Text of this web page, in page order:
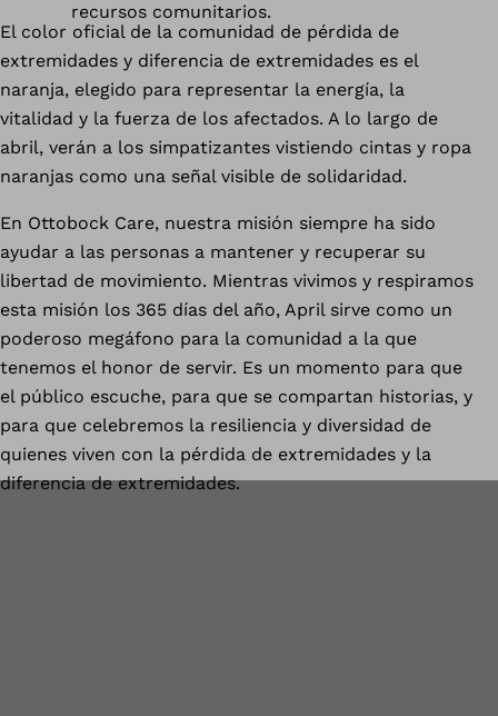
recursos comunitarios.
El color oficial de la comunidad de pérdida de
extremidades y diferencia de extremidades es el
naranja, elegido para representar la energía, la
vitalidad y la fuerza de los afectados. A lo largo de
abril, verán a los simpatizantes vistiendo cintas y ropa
naranjas como una señal visible de solidaridad.
En Ottobock Care, nuestra misión siempre ha sido
ayudar a las personas a mantener y recuperar su
libertad de movimiento. Mientras vivimos y respiramos
esta misión los 365 días del año, April sirve como un
poderoso megáfono para la comunidad a la que
tenemos el honor de servir. Es un momento para que
el público escuche, para que se compartan historias, y
para que celebremos la resiliencia y diversidad de
quienes viven con la pérdida de extremidades y la
diferencia de extremidades.